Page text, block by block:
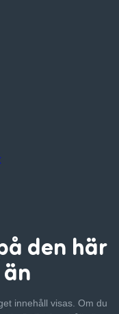
den här
innehåll visas. Om du